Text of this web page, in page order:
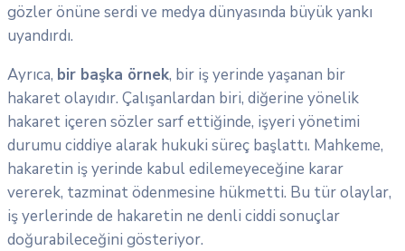
gözler önüne serdi ve medya dünyasında büyük yankı
uyandırdı.
Ayrıca, bir başka örnek, bir iş yerinde yaşanan bir
hakaret olayıdır. Çalışanlardan biri, diğerine yönelik
hakaret içeren sözler sarf ettiğinde, işyeri yönetimi
durumu ciddiye alarak hukuki süreç başlattı. Mahkeme,
hakaretin iş yerinde kabul edilemeyeceğine karar
vererek, tazminat ödenmesine hükmetti. Bu tür olaylar,
iş yerlerinde de hakaretin ne denli ciddi sonuçlar
doğurabileceğini gösteriyor.